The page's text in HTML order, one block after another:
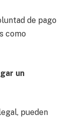
de pago
como
un
pueden